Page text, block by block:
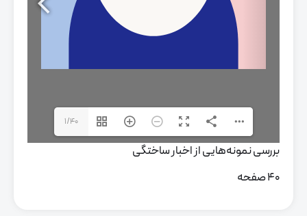
1/40
بررسی نمونه‌هایی از اخبار ساختگی
40 صفحه